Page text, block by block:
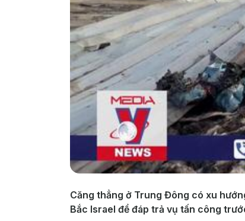
Căng thẳng ở Trung Đông có xu
Bắc Israel để đáp trả vụ tấn công